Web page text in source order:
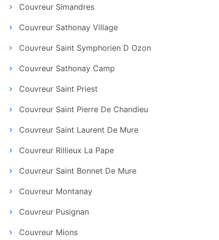
Couvreur Simandres
Couvreur Sathonay Village
Couvreur Saint Symphorien D Ozon
Couvreur Sathonay Camp
Couvreur Saint Priest
Couvreur Saint Pierre De Chandieu
Couvreur Saint Laurent De Mure
Couvreur Rillieux La Pape
Couvreur Saint Bonnet De Mure
Couvreur Montanay
Couvreur Pusignan
Couvreur Mions